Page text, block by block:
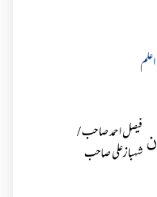
فیصل احمد صاحب /
شہبازعلی صاحب